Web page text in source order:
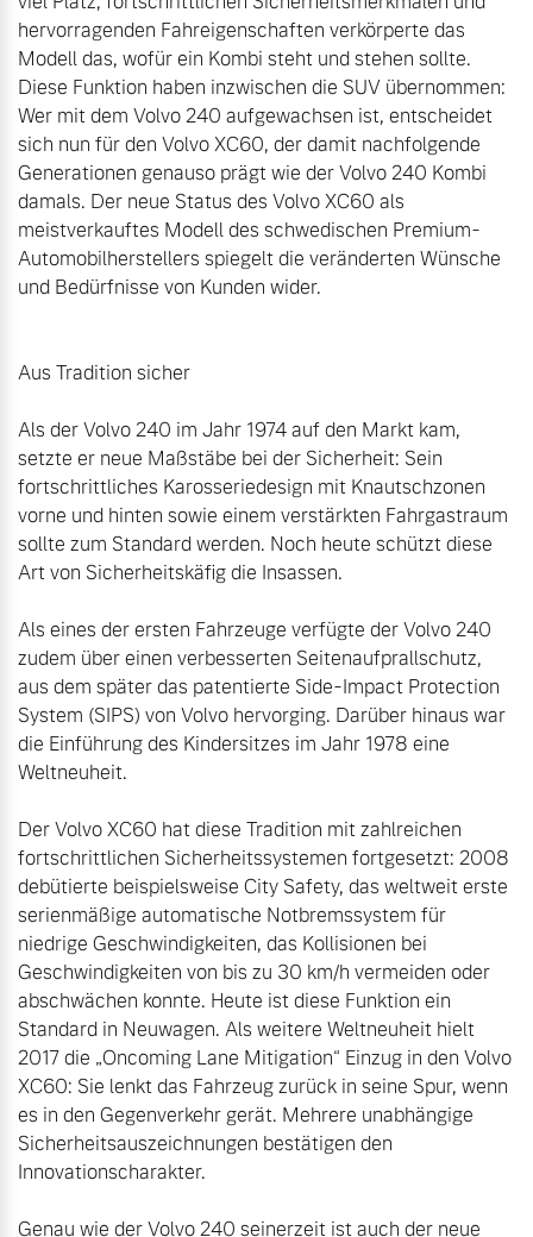
hervorragenden Fahreigenschaften verkörperte das
Modell das, wofür ein Kombi steht und stehen sollte.
Diese Funktion haben inzwischen die SUV übernommen:
Wer mit dem Volvo 240 aufgewachsen ist, entscheidet
sich nun für den Volvo XC60, der damit nachfolgende
Generationen genauso prägt wie der Volvo 240 Kombi
damals. Der neue Status des Volvo XC60 als
meistverkauftes Modell des schwedischen Premium-
Automobilherstellers spiegelt die veränderten Wünsche
und Bedürfnisse von Kunden wider.
Aus Tradition sicher
Als der Volvo 240 im Jahr 1974 auf den Markt kam,
setzte er neue Maßstäbe bei der Sicherheit: Sein
fortschrittliches Karosseriedesign mit Knautschzonen
vorne und hinten sowie einem verstärkten Fahrgastraum
sollte zum Standard werden. Noch heute schützt diese
Art von Sicherheitskäfig die Insassen.
Als eines der ersten Fahrzeuge verfügte der Volvo 240
zudem über einen verbesserten Seitenaufprallschutz,
aus dem später das patentierte Side-Impact Protection
System (SIPS) von Volvo hervorging. Darüber hinaus war
die Einführung des Kindersitzes im Jahr 1978 eine
Weltneuheit.
Der Volvo XC60 hat diese Tradition mit zahlreichen
fortschrittlichen Sicherheitssystemen fortgesetzt: 2008
debütierte beispielsweise City Safety, das weltweit erste
serienmäßige automatische Notbremssystem für
niedrige Geschwindigkeiten, das Kollisionen bei
Geschwindigkeiten von bis zu 30 km/h vermeiden oder
abschwächen konnte. Heute ist diese Funktion ein
Standard in Neuwagen. Als weitere Weltneuheit hielt
2017 die „Oncoming Lane Mitigation“ Einzug in den Volvo
XC60: Sie lenkt das Fahrzeug zurück in seine Spur, wenn
es in den Gegenverkehr gerät. Mehrere unabhängige
Sicherheitsauszeichnungen bestätigen den
Innovationscharakter.
Genau wie der Volvo 240 seinerzeit ist auch der neue